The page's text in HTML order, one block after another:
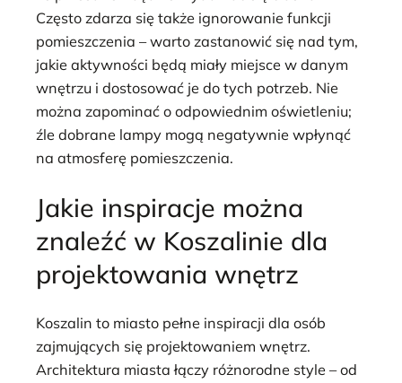
Często zdarza się także ignorowanie funkcji
pomieszczenia – warto zastanowić się nad tym,
jakie aktywności będą miały miejsce w danym
wnętrzu i dostosować je do tych potrzeb. Nie
można zapominać o odpowiednim oświetleniu;
źle dobrane lampy mogą negatywnie wpłynąć
na atmosferę pomieszczenia.
Jakie inspiracje można
znaleźć w Koszalinie dla
projektowania wnętrz
Koszalin to miasto pełne inspiracji dla osób
zajmujących się projektowaniem wnętrz.
Architektura miasta łączy różnorodne style – od